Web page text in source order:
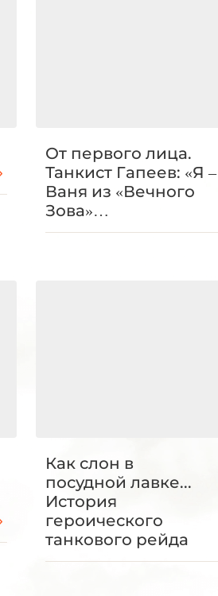
От первого лица.
Танкист Гапеев: «Я –
Ваня из «Вечного
Зова»…
Как слон в
посудной лавке...
История
героического
танкового рейда